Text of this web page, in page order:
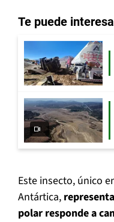
Te puede
Este insecto, único
Antártica,
polar responde a